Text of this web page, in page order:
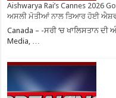
Aishwarya Rai’s Cannes 2026
ਅਸਲੀ ਮੋਤੀਆਂ ਨਾਲ ਤਿਆਰ ਹੋਈ
Canada – -ਸਰੀ ‘ਚ ਖਾਲਿਸਤਾਨ
Media, …